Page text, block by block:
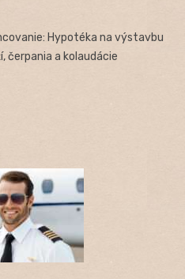
Hypotéka na výstavbu
čerpania a kolaudácie